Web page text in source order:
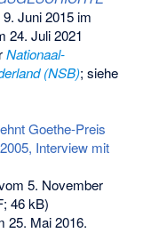
Juni 2015 im
24. Juli 2021
Nationaal-
(NSB); siehe
Goethe-Preis
Interview mit
5. November
46 kB)
25. Mai 2016.